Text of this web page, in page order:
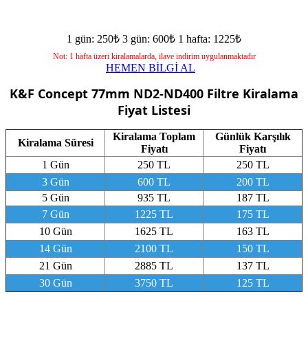
1 gün: 250₺ 3 gün: 600₺ 1 hafta: 1225₺
Not: 1 hafta üzeri kiralamalarda, ilave indirim uygulanmaktadır
HEMEN BİLGİ AL
K&F Concept 77mm ND2-ND400 Filtre Kiralama
Fiyat Listesi
Kiralama Süresi
Kiralama Toplam
Fiyatı
Günlük Karşılık
Fiyatı
1 Gün
250 TL
250 TL
3 Gün
600 TL
200 TL
5 Gün
935 TL
187 TL
7 Gün
1225 TL
175 TL
10 Gün
1625 TL
163 TL
14 Gün
2100 TL
150 TL
21 Gün
2885 TL
137 TL
30 Gün
3750 TL 125 TL